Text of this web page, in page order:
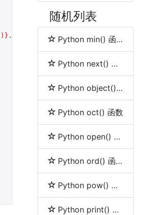
)} .json" true , true
随机列表
Python min() 函数
Python next() 函数
Python object() 函数
Python oct() 函数
Python open() 函数
Python ord() 函数
Python pow() 函数
Python print() 函数